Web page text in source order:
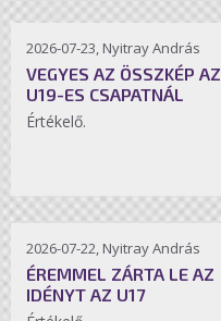
2026-07-23, Nyitray András
VEGYES AZ ÖSSZKÉP AZ
U19-ES CSAPATNÁL
Értékelő.
2026-07-22, Nyitray András
ÉREMMEL ZÁRTA LE AZ
IDÉNYT AZ U17